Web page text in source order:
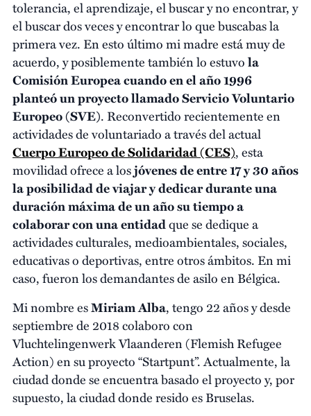
tolerancia, el aprendizaje, el buscar y no encontrar, y
el buscar dos veces y encontrar lo que buscabas la
primera vez. En esto último mi madre está muy de
acuerdo, y posiblemente también lo estuvola
Comisión Europea cuando en el año 1996
planteó un proyecto llamado Servicio Voluntario
Europeo (SVE). Reconvertido recientemente en
actividades de voluntariado a través del actual
Cuerpo Europeo de Solidaridad (CES), esta
movilidad ofrece a losjóvenes de entre 17 y 30 años
la posibilidad de viajar y dedicar durante una
duración máxima de un año su tiempo a
colaborar con una entidadque se dedique a
actividades culturales, medioambientales, sociales,
educativas o deportivas, entre otros ámbitos. En mi
caso, fueron los demandantes de asilo en Bélgica.
Mi nombre esMiriam Alba, tengo 22 años y desde
septiembre de 2018 colaboro con
Vluchtelingenwerk Vlaanderen (Flemish Refugee
Action) en su proyecto “Startpunt”. Actualmente, la
ciudad donde se encuentra basado el proyecto y, por
supuesto, la ciudad donde resido es Bruselas.